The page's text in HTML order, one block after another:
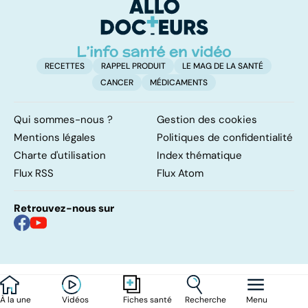
À la une Vidéos Fiches santé Recherche Menu
RECETTES RAPPEL PRODUIT
LE MAG DE LA SANTÉ
CANCER
MÉDICAMENTS
Qui sommes-nous ?
Gestion des cookies
Mentions légales
Politiques de confidentialité
Charte d'utilisation
Index thématique
Flux RSS
Flux Atom
Retrouvez-nous sur